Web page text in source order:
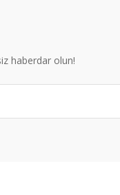
olmalı.
haberdar olun!